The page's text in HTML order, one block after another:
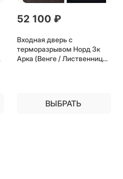
52 100 ₽
Входная дверь с
терморазрывом Норд 3к
Арка (Венге / Лиственница)
ВЫБРАТЬ